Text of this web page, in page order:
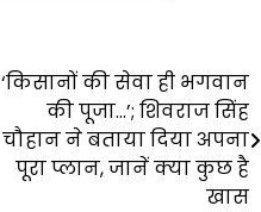
‘किसानों की सेवा ही भगवान
की पूजा…’; शिवराज सिंह
चौहान ने बताया दिया अपना
पूरा प्लान, जानें क्या कुछ है
खास